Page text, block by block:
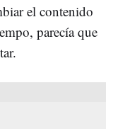
el contenido
parecía que